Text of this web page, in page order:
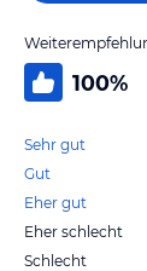
100%
Sehr gut
Gut
Eher gut
Eher schlecht
Schlecht